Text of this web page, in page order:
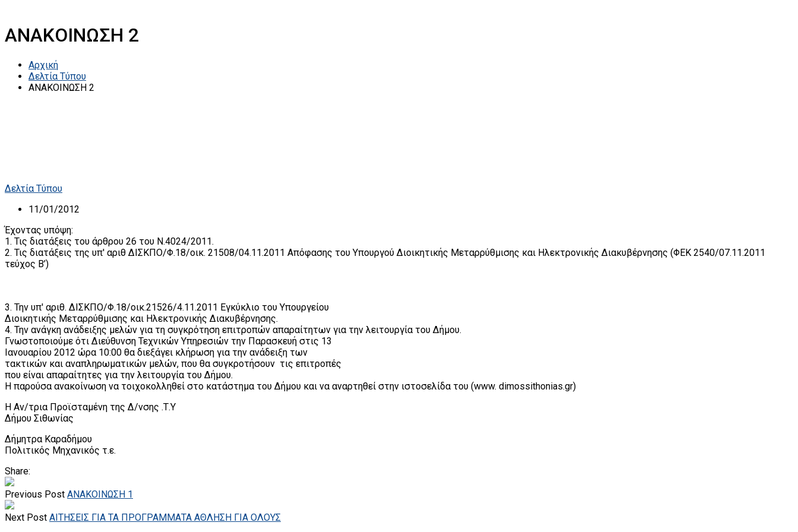
ΑΝΑΚΟΙΝΩΣΗ 2
Αρχική
Δελτία Τύπου
ΑΝΑΚΟΙΝΩΣΗ 2
Δελτία Τύπου
11/01/2012
Έχοντας υπόψη:
1. Τις διατάξεις του άρθρου 26 του Ν.4024/2011.
2. Τις διατάξεις της υπ' αριθ ΔΙΣΚΠΟ/Φ.18/οικ. 21508/04.11.2011 Απόφασης του Υπουργού Διοικητικής Μεταρρύθμισης και Ηλεκτρονικής Διακυβέρνησης (ΦΕΚ 2540/07.11.2011
τεύχος Β’)
3. Την υπ' αριθ. ΔΙΣΚΠΟ/Φ.18/οικ.21526/4.11.2011 Εγκύκλιο του Υπουργείου
Διοικητικής Μεταρρύθμισης και Ηλεκτρονικής Διακυβέρνησης.
4. Την ανάγκη ανάδειξης μελών για τη συγκρότηση επιτροπών απαραίτητων για την λειτουργία του Δήμου.
Γνωστοποιούμε ότι Διεύθυνση Τεχνικών Υπηρεσιών την Παρασκευή στις 13
Ιανουαρίου 2012 ώρα 10:00 θα διεξάγει κλήρωση για την ανάδειξη των
τακτικών και αναπληρωματικών μελών, που θα συγκροτήσουν τις επιτροπές
που είναι απαραίτητες για την λειτουργία του Δήμου.
Η παρούσα ανακοίνωση να τοιχοκολληθεί στο κατάστημα του Δήμου και να αναρτηθεί στην ιστοσελίδα του (www. dimossithonias.gr)
H Αν/τρια Προϊσταμένη της Δ/νσης .Τ.Υ
Δήμου Σιθωνίας
Δήμητρα Καραδήμου
Πολιτικός Μηχανικός τ.ε.
Share:
Previous Post ΑΝΑΚΟΙΝΩΣΗ 1
Next Post ΑΙΤΗΣΕΙΣ ΓΙΑ ΤΑ ΠΡΟΓΡΑΜΜΑΤΑ ΑΘΛΗΣΗ ΓΙΑ ΟΛΟΥΣ